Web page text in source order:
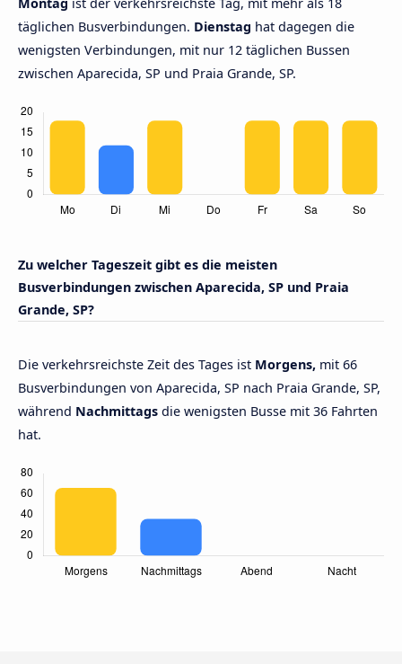
täglichen Busverbindungen. Dienstag hat dagegen die
wenigsten Verbindungen, mit nur 12 täglichen Bussen
zwischen Aparecida, SP und Praia Grande, SP.
Zu welcher Tageszeit gibt es die meisten
Busverbindungen zwischen Aparecida, SP und Praia
Grande, SP?
Die verkehrsreichste Zeit des Tages ist Morgens, mit 66
Busverbindungen von Aparecida, SP nach Praia Grande, SP,
während Nachmittags die wenigsten Busse mit 36 Fahrten
hat.